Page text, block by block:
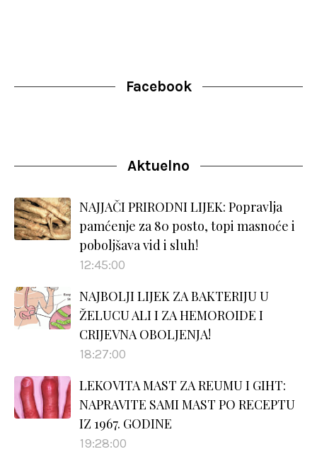
Facebook
Aktuelno
NAJJAČI PRIRODNI LIJEK: Popravlja
pamćenje za 80 posto, topi masnoće i
poboljšava vid i sluh!
12:45:00
NAJBOLJI LIJEK ZA BAKTERIJU U
ŽELUCU ALI I ZA HEMOROIDE I
CRIJEVNA OBOLJENJA!
18:27:00
LEKOVITA MAST ZA REUMU I GIHT:
NAPRAVITE SAMI MAST PO RECEPTU
IZ 1967. GODINE
19:28:00